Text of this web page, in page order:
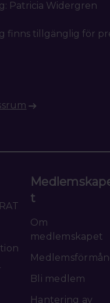
Patricia Widergren
finns tillgänglig för
t
Om
medlemskapet
Bli medlem
Hantering av